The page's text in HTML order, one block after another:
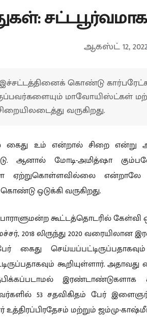
ஆகஸ்ட் 12,
இச்சட்டத்தினைக் கொண்டு
மாவோயிஸ்ட்கள்
வருகிறது.
உம் என்றால் சிறை என்று
ஆனால் மோடி-அமித்ஷா
ஏற்றுகொள்ளவில்லை என்றாலே
ஒடுக்கி வருகிறது.
பாராளுமன்ற கூட்டத்தொடரில் கேள்வி
2018 லிருந்து 2020 வரையிலான
கைது
கூறியுள்ளார்.
53 சதவிகிதம் பேர்
மற்றும் ஜம்மு-